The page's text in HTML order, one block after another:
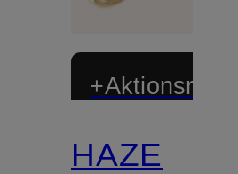
+Aktionsrabatt
HAZE